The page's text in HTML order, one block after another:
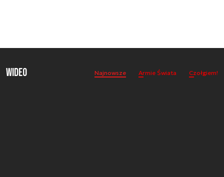
Wideo Najnowsze Armie Świata Czołgiem!